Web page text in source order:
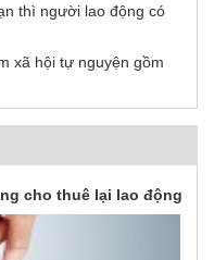
thì người lao động có
xã hội tự nguyện gồm
cho thuê lại lao động